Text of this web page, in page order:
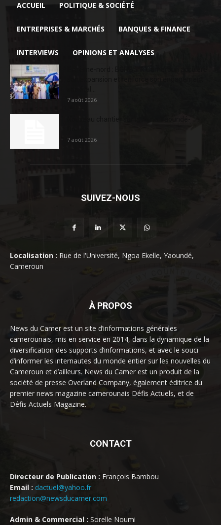
ACCUEIL POLITIQUE & SOCIÉTÉ
ENTREPRISES & MARCHÉS BANQUES & FINANCE
INTERVIEWS OPINIONS ET ANALYSES
7 août 2026
7 août 2026
SUIVEZ-NOUS
Localisation : Rue de l'Université, Ngoa Ekelle, Yaoundé,
Cameroun
À PROPOS
News du Camer est un site d’informations générales
camerounais, mis en service en 2014, dans la dynamique de la
diversification des supports d’informations, et avec le souci
d’informer les internautes du monde entier sur les nouvelles du
Cameroun et d’ailleurs. News du Camer est un produit de la
société de presse Overland Company, également éditrice du
premier news magazine camerounais Défis Actuels, et de
Défis Actuels Magazine.
CONTACT
Directeur de Publication : François Bambou
Email : dactuel@yahoo.fr
redaction@newsducamer.com
Admin & Commercial : Sorelle Noumi